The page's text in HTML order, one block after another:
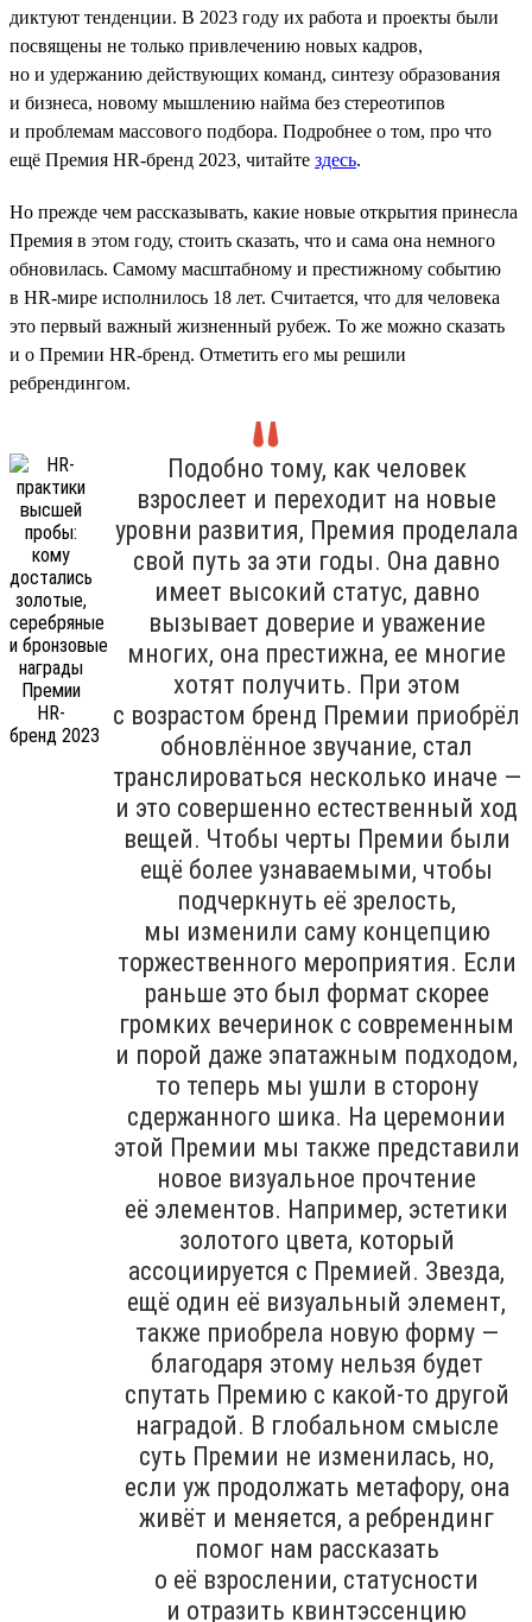
диктуют тенденции. В 2023 году их работа и проекты были
посвящены не только привлечению новых кадров,
но и удержанию действующих команд, синтезу образования
и бизнеса, новому мышлению найма без стереотипов
и проблемам массового подбора. Подробнее о том, про что
ещё Премия HR-бренд 2023, читайте здесь.
Но прежде чем рассказывать, какие новые открытия принесла
Премия в этом году, стоить сказать, что и сама она немного
обновилась. Самому масштабному и престижному событию
в HR-мире исполнилось 18 лет. Считается, что для человека
это первый важный жизненный рубеж. То же можно сказать
и о Премии HR-бренд. Отметить его мы решили
ребрендингом.
Подобно тому, как человек
взрослеет и переходит на новые
уровни развития, Премия проделала
свой путь за эти годы. Она давно
имеет высокий статус, давно
вызывает доверие и уважение
многих, она престижна, ее многие
хотят получить. При этом
с возрастом бренд Премии приобрёл
обновлённое звучание, стал
транслироваться несколько иначе —
и это совершенно естественный ход
вещей. Чтобы черты Премии были
ещё более узнаваемыми, чтобы
подчеркнуть её зрелость,
мы изменили саму концепцию
торжественного мероприятия. Если
раньше это был формат скорее
громких вечеринок с современным
и порой даже эпатажным подходом,
то теперь мы ушли в сторону
сдержанного шика. На церемонии
этой Премии мы также представили
новое визуальное прочтение
её элементов. Например, эстетики
золотого цвета, который
ассоциируется с Премией. Звезда,
ещё один её визуальный элемент,
также приобрела новую форму —
благодаря этому нельзя будет
спутать Премию с какой-то другой
наградой. В глобальном смысле
суть Премии не изменилась, но,
если уж продолжать метафору, она
живёт и меняется, а ребрендинг
помог нам рассказать
о её взрослении, статусности
и отразить квинтэссенцию